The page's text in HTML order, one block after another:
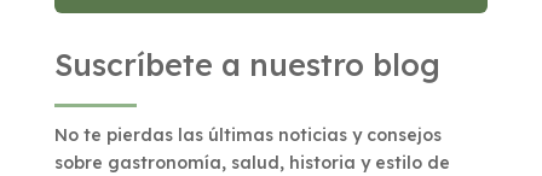
Suscríbete a nuestro blog
No te pierdas las últimas noticias y consejos
sobre gastronomía, salud, historia y estilo de